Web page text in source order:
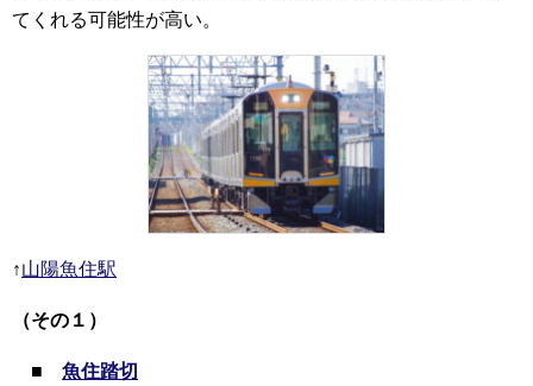
てくれる可能性が高い。
↑山陽魚住駅
（その１）
■ 魚住踏切